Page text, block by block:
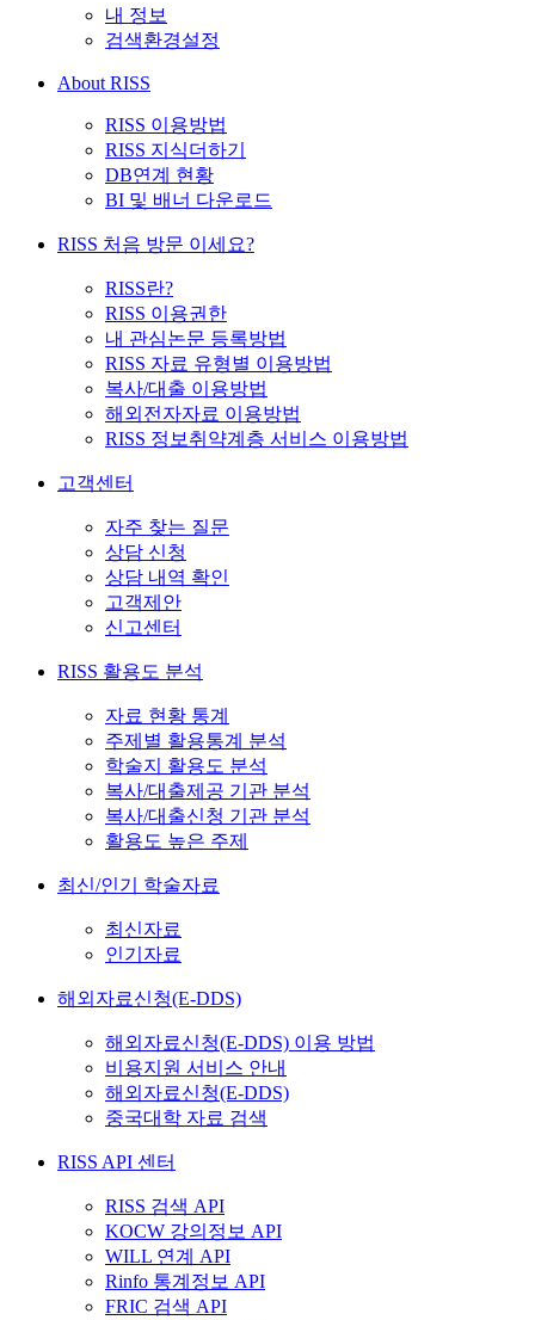
내 정보
검색환경설정
About RISS
RISS 이용방법
RISS 지식더하기
DB연계 현황
BI 및 배너 다운로드
RISS 처음 방문 이세요?
RISS란?
RISS 이용권한
내 관심논문 등록방법
RISS 자료 유형별 이용방법
복사/대출 이용방법
해외전자자료 이용방법
RISS 정보취약계층 서비스 이용방법
고객센터
자주 찾는 질문
상담 신청
상담 내역 확인
고객제안
신고센터
RISS 활용도 분석
자료 현황 통계
주제별 활용통계 분석
학술지 활용도 분석
복사/대출제공 기관 분석
복사/대출신청 기관 분석
활용도 높은 주제
최신/인기 학술자료
최신자료
인기자료
해외자료신청(E-DDS)
해외자료신청(E-DDS) 이용 방법
비용지원 서비스 안내
해외자료신청(E-DDS)
중국대학 자료 검색
RISS API 센터
RISS 검색 API
KOCW 강의정보 API
WILL 연계 API
Rinfo 통계정보 API
FRIC 검색 API